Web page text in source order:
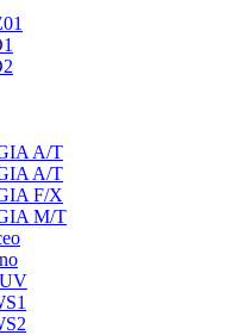
A/T
A/T
F/X
M/T